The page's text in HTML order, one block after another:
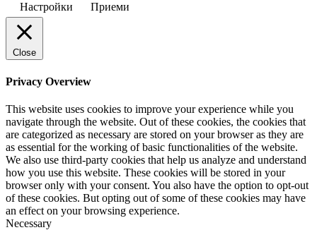
Настройки
Приеми
Close
Privacy Overview
This website uses cookies to improve your experience while you
navigate through the website. Out of these cookies, the cookies that
are categorized as necessary are stored on your browser as they are
as essential for the working of basic functionalities of the website.
We also use third-party cookies that help us analyze and understand
how you use this website. These cookies will be stored in your
browser only with your consent. You also have the option to opt-out
of these cookies. But opting out of some of these cookies may have
an effect on your browsing experience.
Necessary